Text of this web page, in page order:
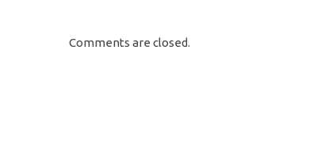
Comments are closed.